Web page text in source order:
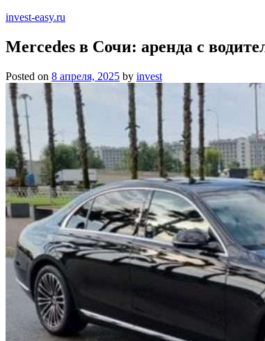
invest-easy.ru
Mercedes в Сочи: аренда с
Posted on 8 апреля, 2025 by invest